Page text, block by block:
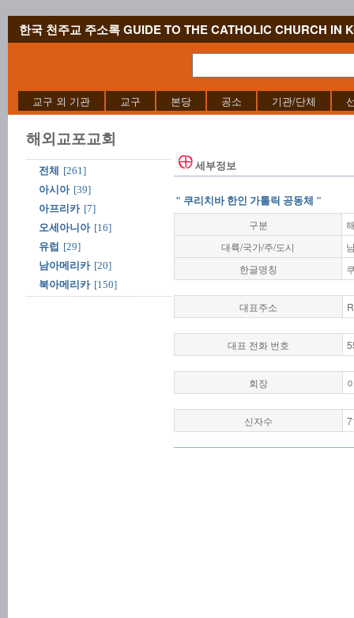
한국 천주교 주소록 GUIDE TO THE CATHOLIC CHURCH IN
교구 외 기관 교구 본당 공소 기관/단체
해외교포교회
전체
[261]
아시아 [39]
아프리카 [7]
오세아니아 [16]
유럽 [29]
남아메리카 [20]
북아메리카 [150]
세부정보
" 쿠리치바 한인 가톨릭 공동체 "
구분
대륙/국가/주/도시
한글명칭
대표주소
대표 전화 번호
회장
신자수